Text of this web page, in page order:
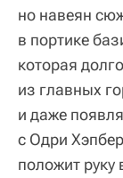
но навеян
в портике
которая
из главных
и даже
с Одри
положит руку